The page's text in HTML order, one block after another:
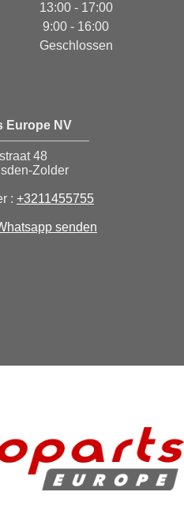
13:00 - 17:00
9:00 - 16:00
Geschlossen
Europe NV
48
Zolder
: +3211455755
senden